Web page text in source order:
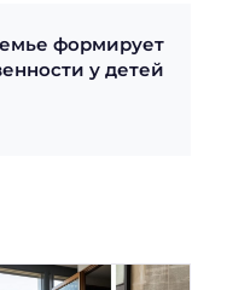
формирует
у детей